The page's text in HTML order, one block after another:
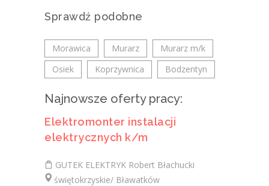
Sprawdź podobne
Morawica Murarz
Murarz m/k
Osiek
Koprzywnica Bodzentyn
Najnowsze oferty pracy:
Elektromonter instalacji
elektrycznych k/m
GUTEK ELEKTRYK Robert Błachucki
świętokrzyskie/ Bławatków